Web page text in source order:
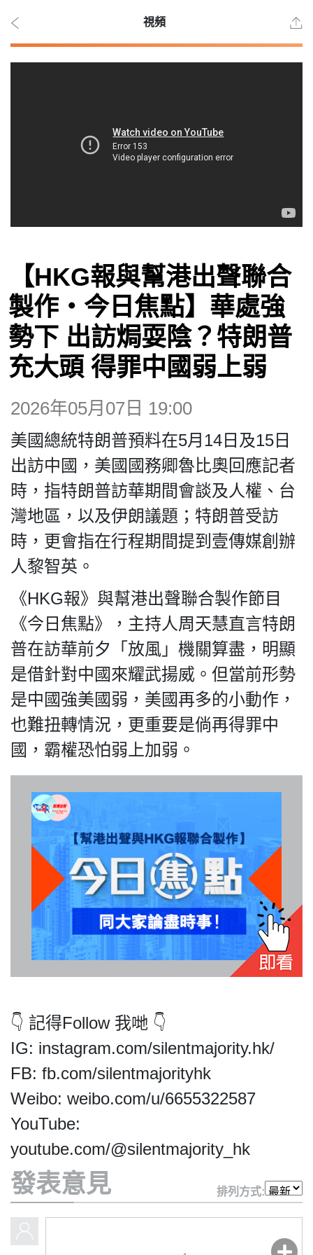
時事
觀點
博客
投票
視頻
昔日
系列
活動
關於我們
我們的立場
登記支持
聯絡我們
私
隱
政
策
免
責
明
©
2018
Silent
Majority
視頻
【HKG報與幫港出聲聯合
製作‧今日焦點】華處強
勢下 出訪焗耍陰？特朗普
充大頭 得罪中國弱上弱
2026年05月07日 19:00
美國總統特朗普預料在5月14日及15日
出訪中國，美國國務卿魯比奧回應記者
時，指特朗普訪華期間會談及人權、台
灣地區，以及伊朗議題；特朗普受訪
時，更會指在行程期間提到壹傳媒創辦
人黎智英。
《HKG報》與幫港出聲聯合製作節目
《今日焦點》，主持人周天慧直言特朗
普在訪華前夕「放風」機關算盡，明顯
是借針對中國來耀武揚威。但當前形勢
是中國強美國弱，美國再多的小動作，
也難扭轉情況，更重要是倘再得罪中
國，霸權恐怕弱上加弱。
👇 記得Follow 我哋 👇
IG: instagram.com/silentmajority.hk/
FB: fb.com/silentmajorityhk
Weibo: weibo.com/u/6655322587
YouTube:
youtube.com/@silentmajority_hk
發表意見 排列方式: